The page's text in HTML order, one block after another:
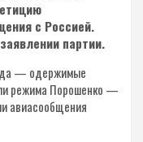
с Россией.
партии.
— одержимые
режима Порошенко —
авиасообщения